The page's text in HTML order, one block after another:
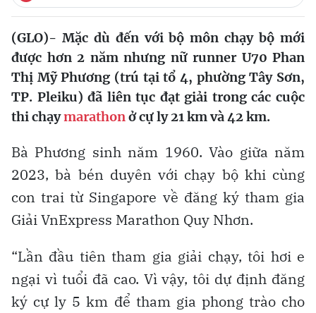
(GLO)- Mặc dù đến với bộ môn chạy bộ mới
được hơn 2 năm nhưng nữ runner U70 Phan
Thị Mỹ Phương (trú tại tổ 4, phường Tây Sơn,
TP. Pleiku) đã liên tục đạt giải trong các cuộc
thi chạymarathonở cự ly 21 km và 42 km.
Bà Phương sinh năm 1960. Vào giữa năm
2023, bà bén duyên với chạy bộ khi cùng
con trai từ Singapore về đăng ký tham gia
Giải VnExpress Marathon Quy Nhơn.
“Lần đầu tiên tham gia giải chạy, tôi hơi e
ngại vì tuổi đã cao. Vì vậy, tôi dự định đăng
ký cự ly 5 km để tham gia phong trào cho